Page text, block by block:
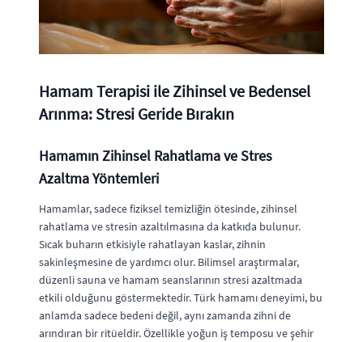
Hamam Terapisi ile Zihinsel ve Bedensel
Arınma: Stresi Geride Bırakın
Hamamın Zihinsel Rahatlama ve Stres
Azaltma Yöntemleri
Hamamlar, sadece fiziksel temizliğin ötesinde, zihinsel
rahatlama ve stresin azaltılmasına da katkıda bulunur.
Sıcak buharın etkisiyle rahatlayan kaslar, zihnin
sakinleşmesine de yardımcı olur. Bilimsel araştırmalar,
düzenli sauna ve hamam seanslarının stresi azaltmada
etkili olduğunu göstermektedir. Türk hamamı deneyimi, bu
anlamda sadece bedeni değil, aynı zamanda zihni de
arındıran bir ritüeldir. Özellikle yoğun iş temposu ve şehir